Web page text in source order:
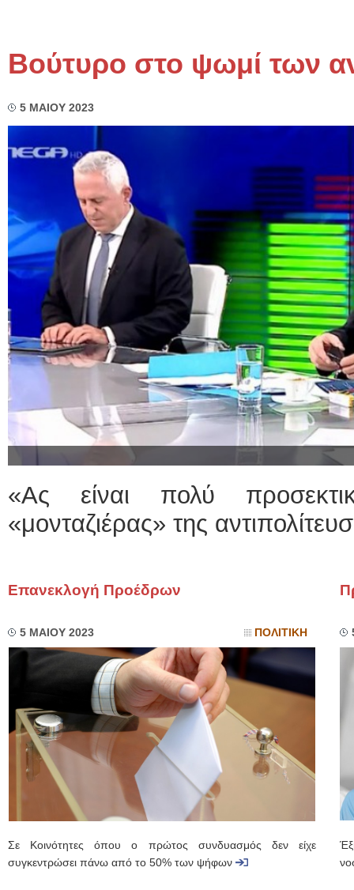
Βούτυρο στο ψωμί των
5 ΜΑΙΟΥ 2023
«Ας είναι πολύ
«μονταζιέρας» της
Επανεκλογή Προέδρων
5 ΜΑΙΟΥ 2023 ΠΟΛΙΤΙΚΗ
Σε Κοινότητες όπου ο πρώτος συνδυασμός δεν είχε
συγκεντρώσει πάνω από το 50% των ψήφων